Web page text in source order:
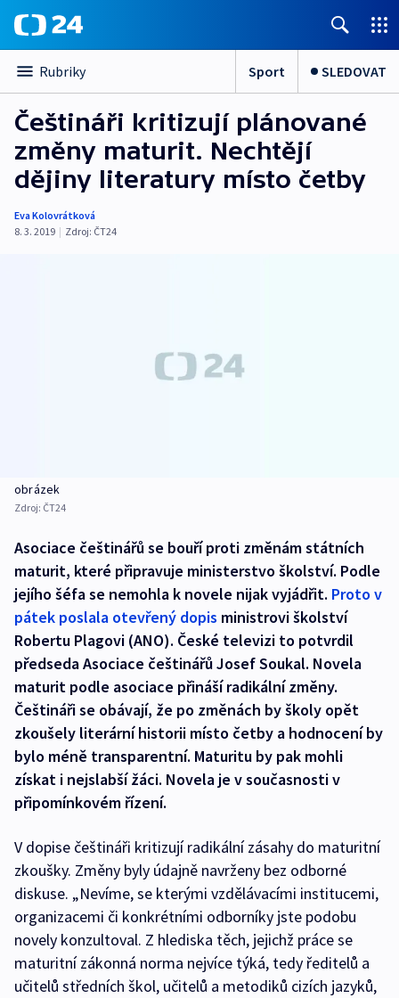
Rubriky Sport SLEDOVAT
Češtináři kritizují plánované
změny maturit. Nechtějí
dějiny literatury místo četby
Eva Kolovrátková
8. 3. 2019 | Zdroj: ČT24
obrázek
Zdroj: ČT24
Asociace češtinářů se bouří proti změnám státních
maturit, které připravuje ministerstvo školství. Podle
jejího šéfa se nemohla k novele nijak vyjádřit. Proto v
pátek poslala otevřený dopis ministrovi školství
Robertu Plagovi (ANO). České televizi to potvrdil
předseda Asociace češtinářů Josef Soukal. Novela
maturit podle asociace přináší radikální změny.
Češtináři se obávají, že po změnách by školy opět
zkoušely literární historii místo četby a hodnocení by
bylo méně transparentní. Maturitu by pak mohli
získat i nejslabší žáci. Novela je v současnosti v
připomínkovém řízení.
V dopise češtináři kritizují radikální zásahy do maturitní
zkoušky. Změny byly údajně navrženy bez odborné
diskuse. „Nevíme, se kterými vzdělávacími institucemi,
organizacemi či konkrétními odborníky jste podobu
novely konzultoval. Z hlediska těch, jejichž práce se
maturitní zákonná norma nejvíce týká, tedy ředitelů a
učitelů středních škol, učitelů a metodiků cizích jazyků,